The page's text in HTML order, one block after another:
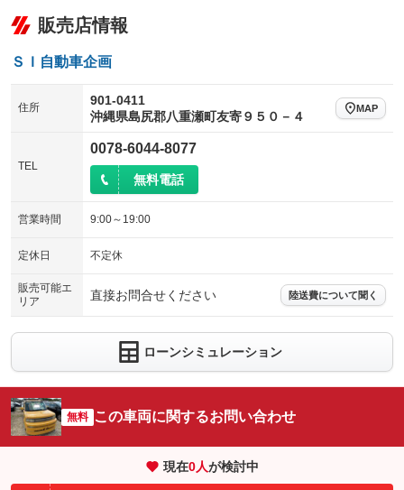
販売店情報
ＳＩ自動車企画
住所
901-0411
沖縄県島尻郡八重瀬町友寄９５０－４
MAP
TEL
0078-6044-8077
無料電話
営業時間 9:00～19:00
定休日 不定休
販売可能エ
リア
直接お問合せください 陸送費について聞く
ローンシミュレーション
無料 この車両に関するお問い合わせ
現在0人が検討中